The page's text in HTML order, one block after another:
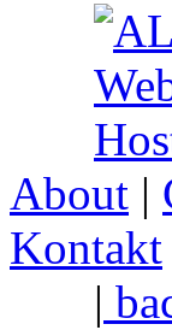
About |
Kontakt
|